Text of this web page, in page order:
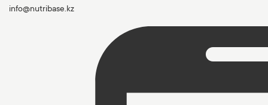
info@nutribase.kz